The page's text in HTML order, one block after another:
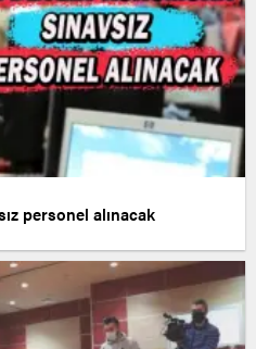
personel alınacak